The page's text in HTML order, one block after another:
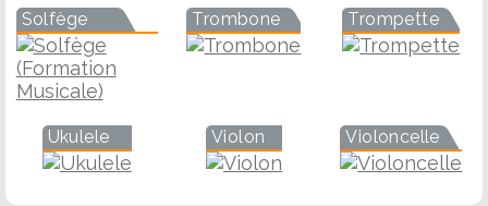
Solfège Trombone Trompette
Ukulele Violon Violoncelle